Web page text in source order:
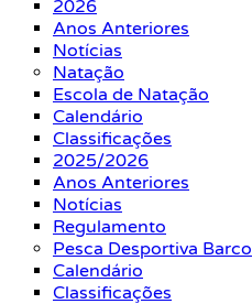
2026
Anos Anteriores
Notícias
Natação
Escola de Natação
Calendário
Classificações
2025/2026
Anos Anteriores
Notícias
Regulamento
Pesca Desportiva Barco
Calendário
Classificações